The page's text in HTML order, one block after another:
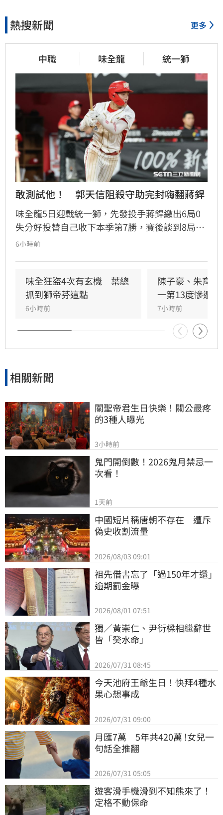
熱搜新聞 更多
中職 味全龍 統一獅
敢測試他！　郭天信阻殺守助完封嗨翻蔣銲
味全龍5日迎戰統一獅，先發投手蔣銲繳出6局0
失分好投替自己收下本季第7勝，賽後談到8局上
郭天信的關鍵阻殺替味全守住完封勝，蔣銲也直
6小時前
味全狂盜4次有玄機　葉總
抓到獅帝芬這點
6小時前
陳子豪、朱育
一第13度慘遭
7小時前
相關新聞
關聖帝君生日快樂！關公最疼
的3種人曝光
3小時前
鬼門開倒數！2026鬼月禁忌一
次看！
1天前
中國短片稱唐朝不存在　遭斥
偽史收割流量
2026/08/03 09:01
祖先借書忘了「過150年才還」
逾期罰金曝
2026/08/01 07:51
獨／黃崇仁、尹衍樑相繼辭世
皆「癸水命」
2026/07/31 08:45
今天池府王爺生日！快拜4種水
果心想事成
2026/07/31 09:00
月匯7萬　5年共420萬 !女兒一
句話全推翻
2026/07/31 05:05
遊客滑手機滑到不知熊來了！
定格不動保命